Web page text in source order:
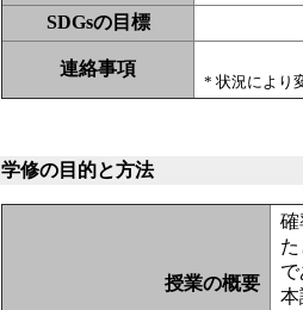
SDGsの目標
連絡事項
* 状況により
学修の目的と方法
授業の概要
確
で
本